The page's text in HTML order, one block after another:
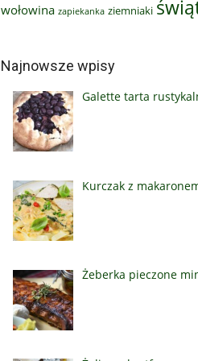
wołowina zapiekanka ziemniaki
Najnowsze wpisy
Galette tarta
Kurczak z
Żeberka pieczone